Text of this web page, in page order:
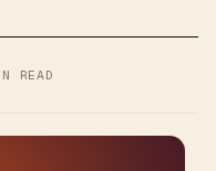
READ